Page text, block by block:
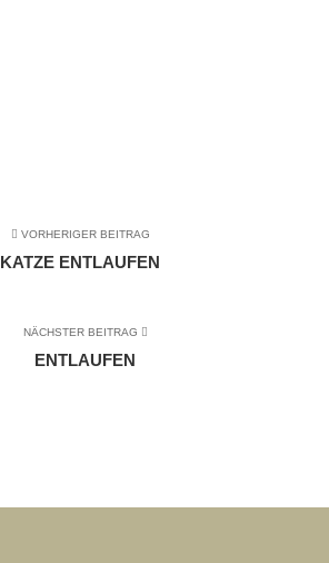
VORHERIGER BEITRAG
KATZE ENTLAUFEN
NÄCHSTER BEITRAG
ENTLAUFEN